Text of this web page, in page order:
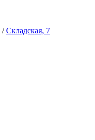
/Складская, 7